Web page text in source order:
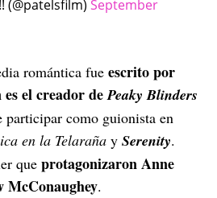
(@patelsfilm) September
romántica fue escrito por
es el creador dePeaky Blinders
como guionista en
en la Telaraña y Serenity.
que protagonizaron Anne
McConaughey.